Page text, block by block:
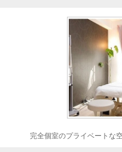
完全個室のプライベートな